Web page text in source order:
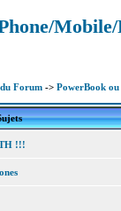
Forum-> PowerBook
!!!